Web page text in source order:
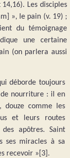
Les disciples
», le pain (v. 19) ;
du témoignage
une certaine
(on parlera aussi
déborde toujours
de nourriture : il en
douze comme les
et leurs routes
apôtres. Saint
ses miracles à sa
recevoir »[3].